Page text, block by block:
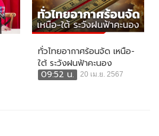
ทั่วไทยอากาศร้อนจัด เหนือ-
ใต้ ระวังฝนฟ้าคะนอง
09:52 น.
20 เม.ย. 2567